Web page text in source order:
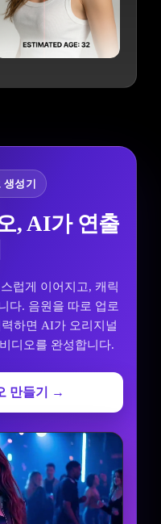
- 35%"
- 41%"
착 - 63%"
깨끗하고 현대적
최종 예상 실제
어:
반한 무작위 숫
가이드 스킨케어
엄 에디토리얼 조
간의 얼굴에 적합
성기
, AI가 연출
럽게 이어지고, 캐릭
다. 음원을 따로 업로
하면 AI가 오리지널
디오를 완성합니다.
만들기 →